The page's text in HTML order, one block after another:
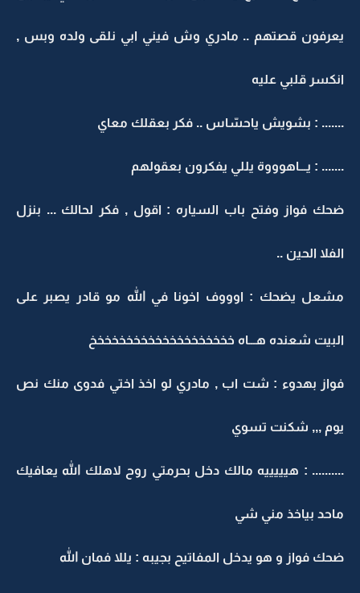
يعرفون قصتهم .. مادري وش فيني ابي نلقى ولده وبس ,
انكسر قلبي عليه
....... : بشويش ياحسّاس .. فكر بعقلك معاي
....... : يـــاهوووة يللي يفكرون بعقولهم
ضحك فواز وفتح باب السياره : اقول , فكر لحالك ... بنزل
الفلا الحين ..
مشعل يضحك : اوووف اخونا في الله مو قادر يصبر على
البيت شعنده هـــاه خخخخخخخخخخخخخخخخخخخخ
فواز بهدوء : شت اب , مادري لو اخذ اختي فدوى منك نص
يوم ,,, شكنت تسوي
.......... : هيييييه مالك دخل بحرمتي روح لاهلك الله يعافيك
ماحد بياخذ مني شي
ضحك فواز و هو يدخل المفاتيح بجيبه : يللا فمان الله